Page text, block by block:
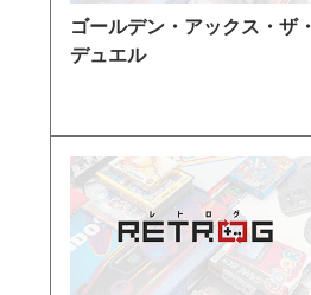
ゴールデン・アックス・ザ・
デュエル